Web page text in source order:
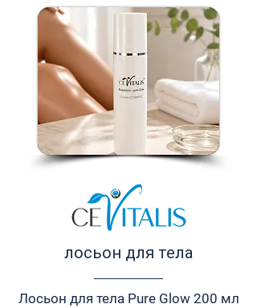
лосьон для тела
Лосьон для тела Pure Glow 200 мл